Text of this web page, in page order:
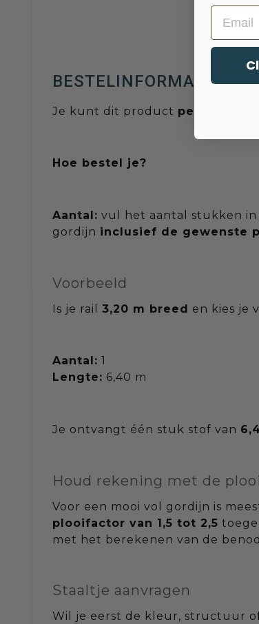
BESTELINFORMATIE
Je kunt dit product per
Hoe bestel je?
Aantal: vul het aantal stukken
gordijn inclusief de gewenste
Voorbeeld
Is je rail 3,20 m breed en kies je
Aantal: 1
Lengte: 6,40 m
Je ontvangt één stuk stof van
Houd rekening met de plooi
Voor een mooi vol gordijn is
plooifactor van 1,5 tot 2,5
met het berekenen van de
Staaltje aanvragen
Wil je eerst de kleur, structuur
Email